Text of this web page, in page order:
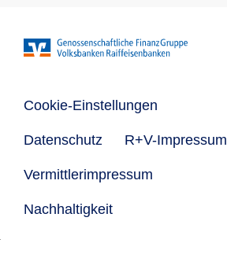
Cookie-Einstellungen
Datenschutz R+V-Impressum
Vermittlerimpressum
Nachhaltigkeit